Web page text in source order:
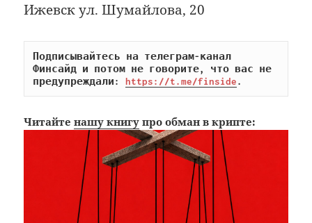
Ижевск ул. Шумайлова, 20
Подписывайтесь на телеграм-канал
Финсайд и потом не говорите, что вас не
предупреждали: https://t.me/finside.
Читайтенашу книгу про обман в крипте: